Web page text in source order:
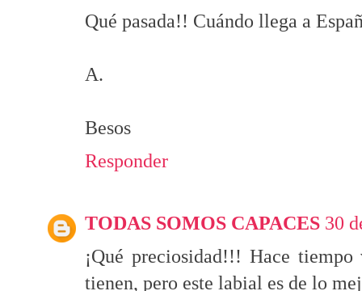
Qué pasada!! Cuándo llega a
A.
Besos
Responder
TODAS SOMOS CAPACES 30
¡Qué preciosidad!!! Hace
tienen, pero este labial es de lo